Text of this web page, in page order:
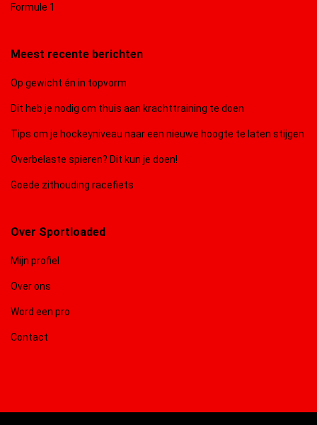
Formule 1
Meest recente berichten
Op gewicht én in topvorm
Dit heb je nodig om thuis aan krachttraining te doen
Tips om je hockeyniveau naar een nieuwe hoogte te laten stijgen
Overbelaste spieren? Dit kun je doen!
Goede zithouding racefiets
Over Sportloaded
Mijn profiel
Over ons
Word een pro
Contact